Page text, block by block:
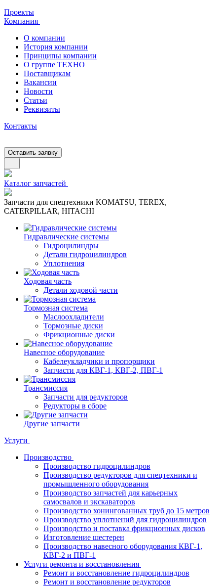
Проекты
Компания
О компании
История компании
Принципы компании
О группе ТЕХНО
Поставщикам
Вакансии
Новости
Статьи
Реквизиты
Контакты
Оставить заявку
Каталог запчастей
Запчасти для спецтехники KOMATSU, TEREX,
CATERPILLAR, HITACHI
Гидравлические системы
Гидроцилиндры
Детали гидроцилиндров
Уплотнения
Ходовая часть
Детали ходовой части
Тормозная система
Маслоохладители
Тормозные диски
Фрикционные диски
Навесное оборудование
Кабелеукладчики и пропорщики
Запчасти для КВГ-1, КВГ-2, ПВГ-1
Трансмиссия
Запчасти для редукторов
Редукторы в сборе
Другие запчасти
Услуги
Производство
Производство гидроцилиндров
Производство редукторов для спецтехники и
промышленного оборудования
Производство запчастей для карьерных
самосвалов и экскаваторов
Производство хонингованных труб до 15 метров
Производство уплотнений для гидроцилиндров
Производство и поставка фрикционных дисков
Изготовление шестерен
Производство навесного оборудования КВГ-1,
КВГ-2 и ПВГ-1
Услуги ремонта и восстановления
Ремонт и восстановление гидроцилиндров
Ремонт и восстановление редукторов